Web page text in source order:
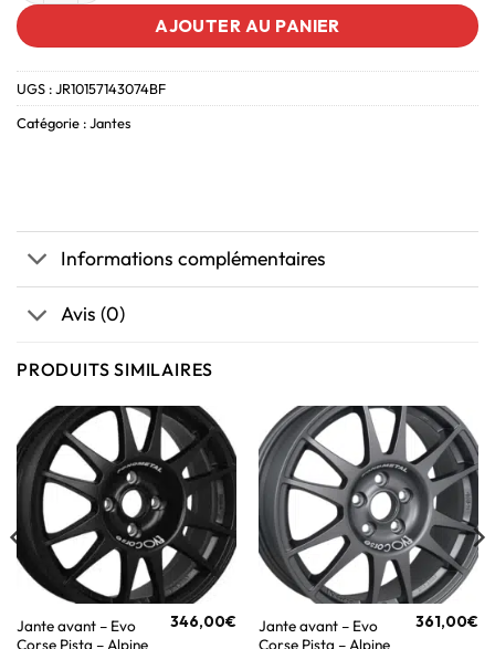
AJOUTER AU PANIER
UGS :JR10157143074BF
Catégorie :Jantes
Informations complémentaires
Avis (0)
PRODUITS SIMILAIRES
Jante avant – Evo
346,00€
Jante avant – Evo
361,00€